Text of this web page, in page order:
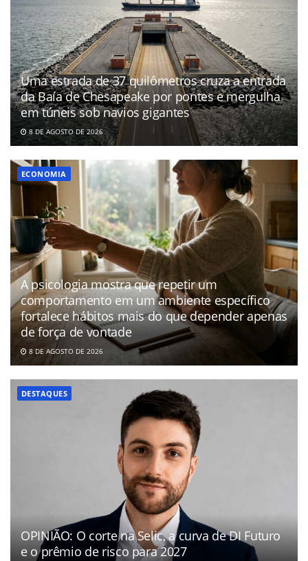
Uma estrada de 37 quilômetros cruza a entrada
da Baía de Chesapeake por pontes e mergulha
em túneis sob navios gigantes
8 DE AGOSTO DE 2026
ECONOMIA
A psicologia mostra que repetir um
comportamento em um ambiente específico
fortalece hábitos mais do que depender apenas
de força de vontade
8 DE AGOSTO DE 2026
DESTAQUES
OPINIÃO: O corte na Selic, a curva de DI Futuro
e o prêmio de risco para 2027